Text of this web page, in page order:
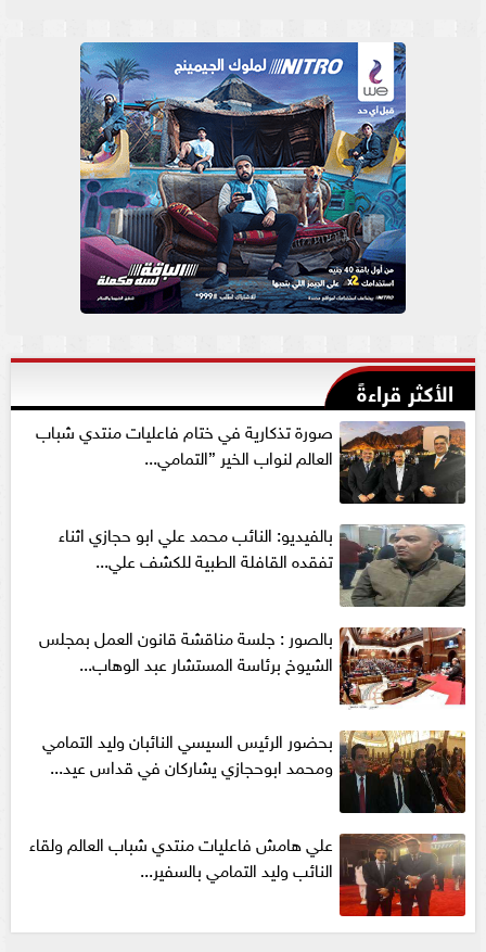
الأكثر قراءةً
صورة تذكارية في ختام فاعليات منتدي شباب
العالم لنواب الخير ”التمامي...
بالفيديو: النائب محمد علي ابو حجازي اثناء
تفقده القافلة الطبية للكشف علي...
بالصور : جلسة مناقشة قانون العمل بمجلس
الشيوخ برئاسة المستشار عبد الوهاب...
بحضور الرئيس السيسي النائبان وليد التمامي
ومحمد ابوحجازي يشاركان في قداس عيد...
علي هامش فاعليات منتدي شباب العالم ولقاء
النائب وليد التمامي بالسفير...